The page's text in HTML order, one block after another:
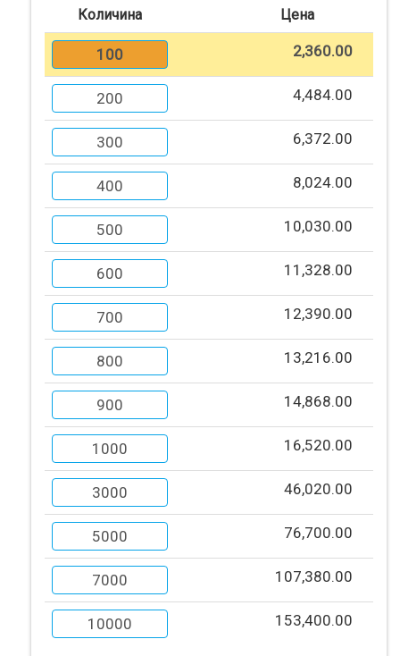
Нарачки
Контакт
Најава
Регистрација
СПЕЦИЈАЛНИ
ПОНУДИ
ФОРМАТ
Количина Цена
100 2,360.00
200 4,484.00
300 6,372.00
400 8,024.00
500 10,030.00
600 11,328.00
700 12,390.00
800 13,216.00
900 14,868.00
1000 16,520.00
3000 46,020.00
5000 76,700.00
7000 107,380.00
10000 153,400.00